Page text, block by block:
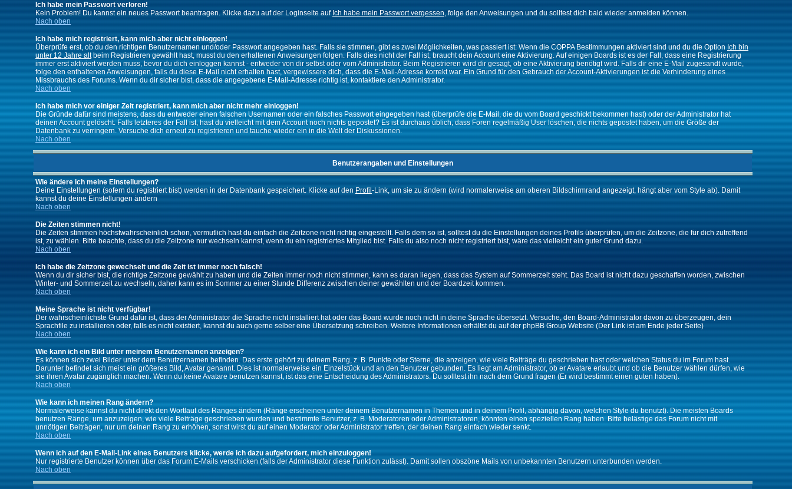
Ich habe mein Passwort verloren!
Kein Problem! Du kannst ein neues Passwort beantragen. Klicke dazu auf der Loginseite auf Ich habe mein Passwort vergessen, folge den Anweisungen und du solltest dich bald wieder anmelden können.
Nach oben
Ich habe mich registriert, kann mich aber nicht einloggen!
Überprüfe erst, ob du den richtigen Benutzernamen und/oder Passwort angegeben hast. Falls sie stimmen, gibt es zwei Möglichkeiten, was passiert ist: Wenn die COPPA Bestimmungen aktiviert sind und du die Option Ich bin
unter 12 Jahre altbeim Registrieren gewählt hast, musst du den erhaltenen Anweisungen folgen. Falls dies nicht der Fall ist, braucht dein Account eine Aktivierung. Auf einigen Boards ist es der Fall, dass eine Registrierung
immer erst aktiviert werden muss, bevor du dich einloggen kannst - entweder von dir selbst oder vom Administrator. Beim Registrieren wird dir gesagt, ob eine Aktivierung benötigt wird. Falls dir eine E-Mail zugesandt wurde,
folge den enthaltenen Anweisungen, falls du diese E-Mail nicht erhalten hast, vergewissere dich, dass die E-Mail-Adresse korrekt war. Ein Grund für den Gebrauch der Account-Aktivierungen ist die Verhinderung eines
Missbrauchs des Forums. Wenn du dir sicher bist, dass die angegebene E-Mail-Adresse richtig ist, kontaktiere den Administrator.
Nach oben
Ich habe mich vor einiger Zeit registriert, kann mich aber nicht mehr einloggen!
Die Gründe dafür sind meistens, dass du entweder einen falschen Usernamen oder ein falsches Passwort eingegeben hast (überprüfe die E-Mail, die du vom Board geschickt bekommen hast) oder der Administrator hat
deinen Account gelöscht. Falls letzteres der Fall ist, hast du vielleicht mit dem Account noch nichts gepostet? Es ist durchaus üblich, dass Foren regelmäßig User löschen, die nichts gepostet haben, um die Größe der
Datenbank zu verringern. Versuche dich erneut zu registrieren und tauche wieder ein in die Welt der Diskussionen.
Nach oben
Benutzerangaben und Einstellungen
Wie ändere ich meine Einstellungen?
Deine Einstellungen (sofern du registriert bist) werden in der Datenbank gespeichert. Klicke auf den Profil -Link, um sie zu ändern (wird normalerweise am oberen Bildschirmrand angezeigt, hängt aber vom Style ab). Damit
kannst du deine Einstellungen ändern
Nach oben
Die Zeiten stimmen nicht!
Die Zeiten stimmen höchstwahrscheinlich schon, vermutlich hast du einfach die Zeitzone nicht richtig eingestellt. Falls dem so ist, solltest du die Einstellungen deines Profils überprüfen, um die Zeitzone, die für dich zutreffend
ist, zu wählen. Bitte beachte, dass du die Zeitzone nur wechseln kannst, wenn du ein registriertes Mitglied bist. Falls du also noch nicht registriert bist, wäre das vielleicht ein guter Grund dazu.
Nach oben
Ich habe die Zeitzone gewechselt und die Zeit ist immer noch falsch!
Wenn du dir sicher bist, die richtige Zeitzone gewählt zu haben und die Zeiten immer noch nicht stimmen, kann es daran liegen, dass das System auf Sommerzeit steht. Das Board ist nicht dazu geschaffen worden, zwischen
Winter- und Sommerzeit zu wechseln, daher kann es im Sommer zu einer Stunde Differenz zwischen deiner gewählten und der Boardzeit kommen.
Nach oben
Meine Sprache ist nicht verfügbar!
Der wahrscheinlichste Grund dafür ist, dass der Administrator die Sprache nicht installiert hat oder das Board wurde noch nicht in deine Sprache übersetzt. Versuche, den Board-Administrator davon zu überzeugen, dein
Sprachfile zu installieren oder, falls es nicht existiert, kannst du auch gerne selber eine Übersetzung schreiben. Weitere Informationen erhältst du auf der phpBB Group Website (Der Link ist am Ende jeder Seite)
Nach oben
Wie kann ich ein Bild unter meinem Benutzernamen anzeigen?
Es können sich zwei Bilder unter dem Benutzernamen befinden. Das erste gehört zu deinem Rang, z. B. Punkte oder Sterne, die anzeigen, wie viele Beiträge du geschrieben hast oder welchen Status du im Forum hast.
Darunter befindet sich meist ein größeres Bild, Avatar genannt. Dies ist normalerweise ein Einzelstück und an den Benutzer gebunden. Es liegt am Administrator, ob er Avatare erlaubt und ob die Benutzer wählen dürfen, wie
sie ihren Avatar zugänglich machen. Wenn du keine Avatare benutzen kannst, ist das eine Entscheidung des Administrators. Du solltest ihn nach dem Grund fragen (Er wird bestimmt einen guten haben).
Nach oben
Wie kann ich meinen Rang ändern?
Normalerweise kannst du nicht direkt den Wortlaut des Ranges ändern (Ränge erscheinen unter deinem Benutzernamen in Themen und in deinem Profil, abhängig davon, welchen Style du benutzt). Die meisten Boards
benutzen Ränge, um anzuzeigen, wie viele Beiträge geschrieben wurden und bestimmte Benutzer, z. B. Moderatoren oder Administratoren, könnten einen speziellen Rang haben. Bitte belästige das Forum nicht mit
unnötigen Beiträgen, nur um deinen Rang zu erhöhen, sonst wirst du auf einen Moderator oder Administrator treffen, der deinen Rang einfach wieder senkt.
Nach oben
Wenn ich auf den E-Mail-Link eines Benutzers klicke, werde ich dazu aufgefordert, mich einzuloggen!
Nur registrierte Benutzer können über das Forum E-Mails verschicken (falls der Administrator diese Funktion zulässt). Damit sollen obszöne Mails von unbekannten Benutzern unterbunden werden.
Nach oben